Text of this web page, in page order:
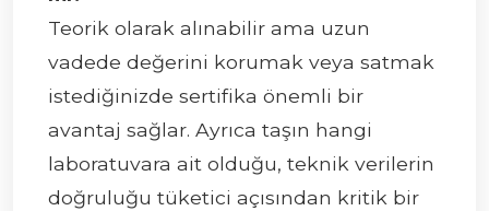
Teorik olarak alınabilir ama uzun
vadede değerini korumak veya satmak
istediğinizde sertifika önemli bir
avantaj sağlar. Ayrıca taşın hangi
laboratuvara ait olduğu, teknik verilerin
doğruluğu tüketici açısından kritik bir